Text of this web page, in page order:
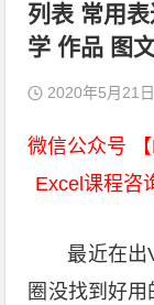
列表 常用
学 作品 图
2020年5月21日
微信公众号
Excel课程咨
最近在出
圈没找到好